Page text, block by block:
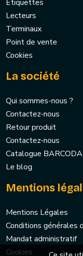
Etiquettes
Lecteurs
Terminaux
Point de vente
Cookies
La société
Qui sommes-nous ?
Contactez-nous
Retour produit
Contactez-nous
Catalogue BARCODA
Le blog
Mentions
Mentions Légales
Conditions générales
Mandat administratif
Cookies